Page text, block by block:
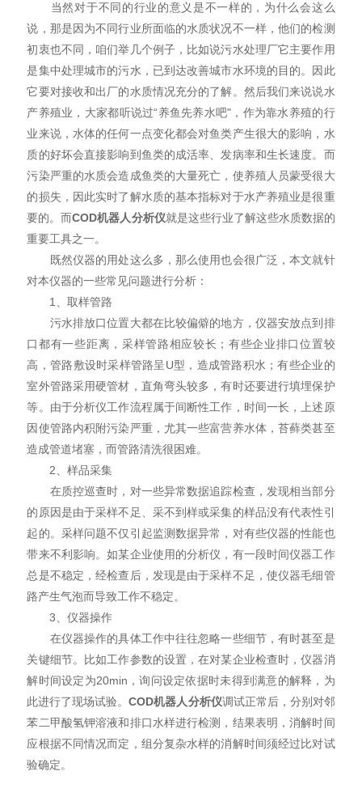
当然对于不同的行业的意义是不一样的，为什么会这么
说，那是因为不同行业所面临的水质状况不一样，他们的检测
初衷也不同，咱们举几个例子，比如说污水处理厂它主要作用
是集中处理城市的污水，已到达改善城市水环境的目的。因此
它要对接收和出厂的水质情况充分的了解。然后我们来说说水
产养殖业，大家都听说过“养鱼先养水吧"，作为靠水养殖的行
业来说，水体的任何一点变化都会对鱼类产生很大的影响，水
质的好坏会直接影响到鱼类的成活率、发病率和生长速度。而
污染严重的水质会造成鱼类的大量死亡，使养殖人员蒙受很大
的损失，因此实时了解水质的基本指标对于水产养殖业是很重
要的。而COD机器人分析仪就是这些行业了解这些水质数据的
重要工具之一。
既然仪器的用处这么多，那么使用也会很广泛，本文就针
对本仪器的一些常见问题进行分析：
1、取样管路
污水排放口位置大都在比较偏僻的地方，仪器安放点到排
口都有一些距离，采样管路相应较长；有些企业排口位置较
高，管路敷设时采样管路呈U型，造成管路积水；有些企业的
室外管路采用硬管材，直角弯头较多，有时还要进行填埋保护
等。由于分析仪工作流程属于间断性工作，时间一长，上述原
因使管路内积附污染严重，尤其一些富营养水体，苔藓类甚至
造成管道堵塞，而管路清洗很困难。
2、样品采集
在质控巡查时，对一些异常数据追踪检查，发现相当部分
的原因是由于采样不足、采不到样或采集的样品没有代表性引
起的。采样问题不仅引起监测数据异常，对有些仪器的性能也
带来不利影响。如某企业使用的分析仪，有一段时间仪器工作
总是不稳定，经检查后，发现是由于采样不足，使仪器毛细管
路产生气泡而导致工作不稳定。
3、仪器操作
在仪器操作的具体工作中往往忽略一些细节，有时甚至是
关键细节。比如工作参数的设置，在对某企业检查时，仪器消
解时间设定为20min，询问设定依据时未得到满意的解释，为
此进行了现场试验。COD机器人分析仪调试正常后，分别对邻
苯二甲酸氢钾溶液和排口水样进行检测，结果表明，消解时间
应根据不同情况而定，组分复杂水样的消解时间须经过比对试
验确定。